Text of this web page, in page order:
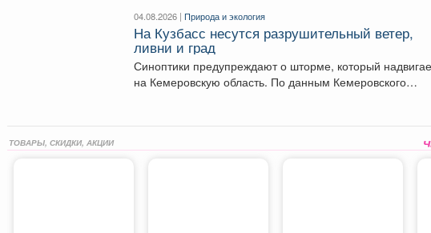
04.08.2026 |Природа и экология
На Кузбасс несутся разрушительный ветер,
ливни и град
Синоптики предупреждают о шторме, который
на Кемеровскую область. По данным Кемеровского
ТОВАРЫ, СКИДКИ, АКЦИИ